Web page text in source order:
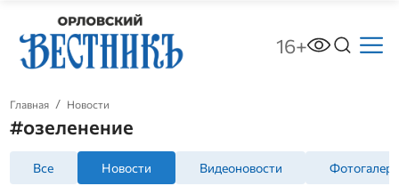
16+
Главная Новости
#озеленение
Все Новости Видеоновости